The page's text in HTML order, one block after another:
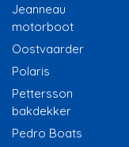
Jeanneau
motorboot
Oostvaarder
Polaris
Pettersson
bakdekker
Pedro Boats